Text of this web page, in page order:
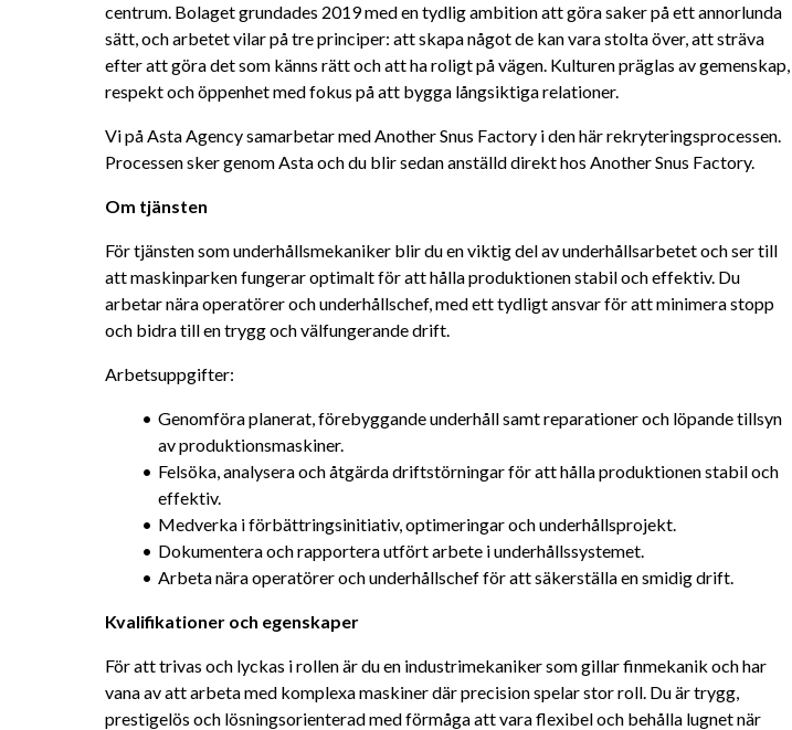
centrum. Bolaget grundades 2019 med en tydlig ambition att göra saker på ett annorlunda
sätt, och arbetet vilar på tre principer: att skapa något de kan vara stolta över, att sträva
efter att göra det som känns rätt och att ha roligt på vägen. Kulturen präglas av gemenskap,
respekt och öppenhet med fokus på att bygga långsiktiga relationer.
Vi på Asta Agency samarbetar med Another Snus Factory i den här rekryteringsprocessen.
Processen sker genom Asta och du blir sedan anställd direkt hos Another Snus Factory.
Om tjänsten
För tjänsten som underhållsmekaniker blir du en viktig del av underhållsarbetet och ser till
att maskinparken fungerar optimalt för att hålla produktionen stabil och effektiv. Du
arbetar nära operatörer och underhållschef, med ett tydligt ansvar för att minimera stopp
och bidra till en trygg och välfungerande drift.
Arbetsuppgifter:
Genomföra planerat, förebyggande underhåll samt reparationer och löpande tillsyn
av produktionsmaskiner.
Felsöka, analysera och åtgärda driftstörningar för att hålla produktionen stabil och
effektiv.
Medverka i förbättringsinitiativ, optimeringar och underhållsprojekt.
Dokumentera och rapportera utfört arbete i underhållssystemet.
Arbeta nära operatörer och underhållschef för att säkerställa en smidig drift.
Kvalifikationer och egenskaper
För att trivas och lyckas i rollen är du en industrimekaniker som gillar finmekanik och har
vana av att arbeta med komplexa maskiner där precision spelar stor roll. Du är trygg,
prestigelös och lösningsorienterad med förmåga att vara flexibel och behålla lugnet när